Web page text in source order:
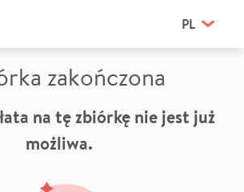
PL
zakończona
na tę zbiórkę nie jest już
możliwa.